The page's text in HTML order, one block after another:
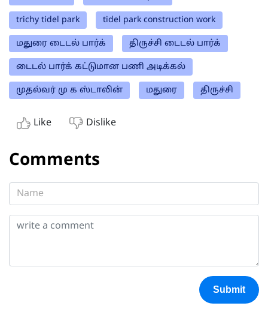
trichy tidel park tidel park construction work
மதுரை டைடல் பார்க் திருச்சி டைடல் பார்க்
டைடல் பார்க் கட்டுமான பணி அடிக்கல்
முதல்வர் மு க ஸ்டாலின் மதுரை திருச்சி
Like Dislike
Comments
Submit